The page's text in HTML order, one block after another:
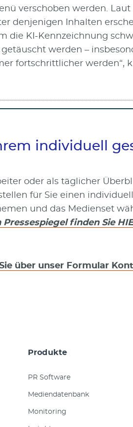
verschoben werden.
denjenigen Inhalten
die KI-Kennzeichnung
werden –
fortschrittlicher werden“,
individuell
oder als täglicher
für Sie einen
und das Medienset
finden Sie
über unser Formular
Produkte
PR Software
Mediendatenbank
Monitoring